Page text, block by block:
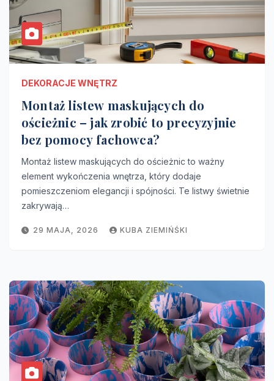
DEKORACJE WNĘTRZ
Montaż listew maskujących do
ościeżnic – jak zrobić to precyzyjnie
bez pomocy fachowca?
Montaż listew maskujących do ościeżnic to ważny
element wykończenia wnętrza, który dodaje
pomieszczeniom elegancji i spójności. Te listwy świetnie
zakrywają…
29 MAJA, 2026 KUBA ZIEMIŃŚKI